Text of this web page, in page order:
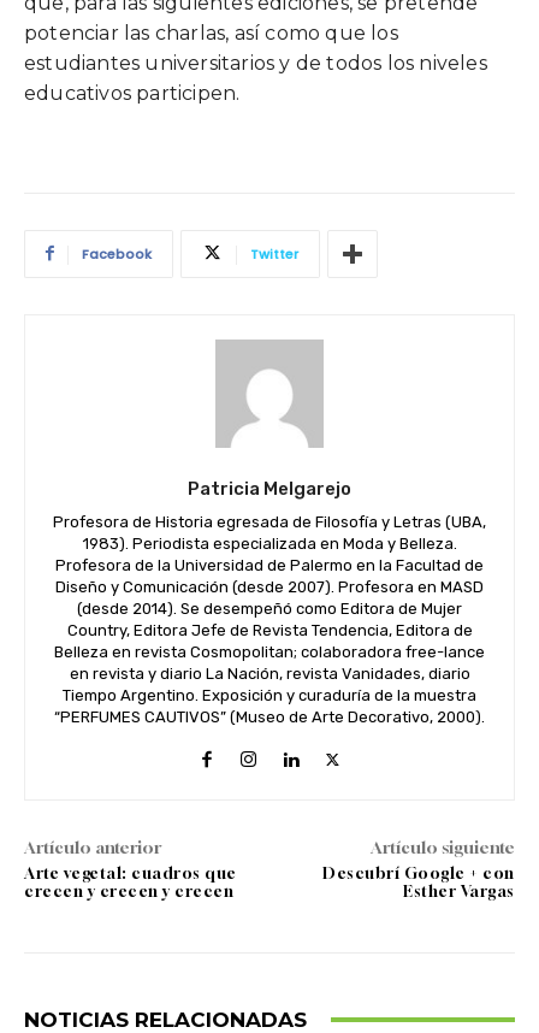
potenciar las charlas, así como que los
estudiantes universitarios y de todos los niveles
educativos participen.
Facebook Twitter
Patricia Melgarejo
Profesora de Historia egresada de Filosofía y Letras (UBA,
1983). Periodista especializada en Moda y Belleza.
Profesora de la Universidad de Palermo en la Facultad de
Diseño y Comunicación (desde 2007). Profesora en MASD
(desde 2014). Se desempeñó como Editora de Mujer
Country, Editora Jefe de Revista Tendencia, Editora de
Belleza en revista Cosmopolitan; colaboradora free-lance
en revista y diario La Nación, revista Vanidades, diario
Tiempo Argentino. Exposición y curaduría de la muestra
“PERFUMES CAUTIVOS” (Museo de Arte Decorativo, 2000).
Artículo anterior
Arte vegetal: cuadros que
crecen y crecen y crecen
Artículo siguiente
Descubrí Google + con
Esther Vargas
NOTICIAS RELACIONADAS